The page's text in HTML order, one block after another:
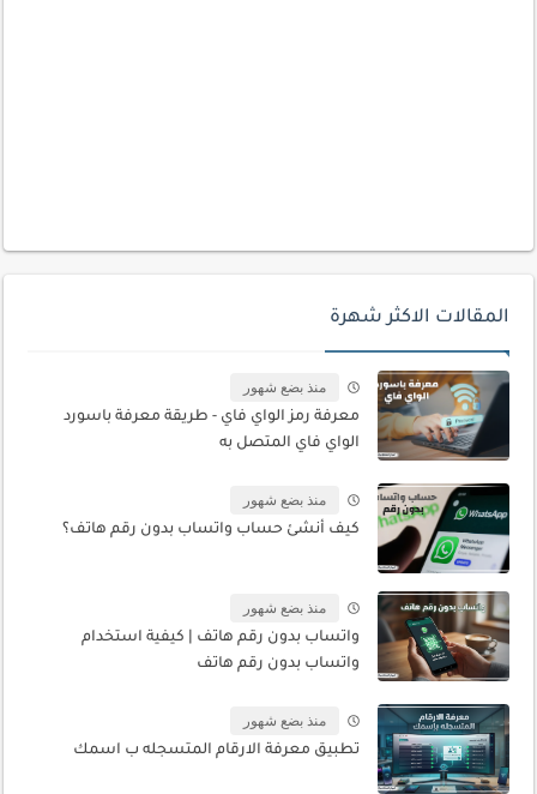
المقالات الاكثر شهرة
منذ بضع شهور
معرفة رمز الواي فاي - طريقة معرفة باسورد
الواي فاي المتصل به
منذ بضع شهور
كيف أنشئ حساب واتساب بدون رقم هاتف؟
منذ بضع شهور
واتساب بدون رقم هاتف | كيفية استخدام
واتساب بدون رقم هاتف
منذ بضع شهور
تطبيق معرفة الارقام المتسجله ب اسمك